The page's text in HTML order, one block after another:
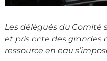
Les délégués du Comité
et pris acte des grandes
ressource en eau